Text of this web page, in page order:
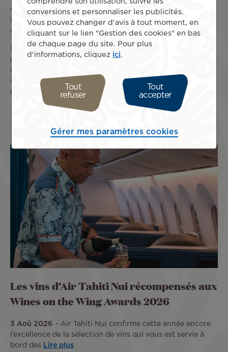
compagnie sont de véritables ambassadeurs de la
Polynésie française, fiers de partager la culture des îles
avec les visiteurs.
Les titres annuels décernés par APEX reflètent l’avis des
passagers eux-mêmes. Ce sont donc d’inestimables
récompenses pour les équipages et collaborateurs au sol
qui travaillent ainsi chaque jour avec passion pour leur
proposer une expérience humaine et culturelle unique.
Les vins d’Air Tahiti Nui récompensés aux
Wines on the Wing Awards 2026
3 Aoû 2026
Air Tahiti Nui confirme cette année encore
l’excellence de la sélection de vins qui vous est servie à
bord des
Lire plus
conversions et personnaliser les publicités.
Vous pouvez changer d'avis à tout moment, en
cliquant sur le lien "Gestion des cookies" en bas
de chaque page du site. Pour plus
d'informations, cliquez ici.
Tout
refuser
Tout
accepter
Gérer mes paramètres cookies